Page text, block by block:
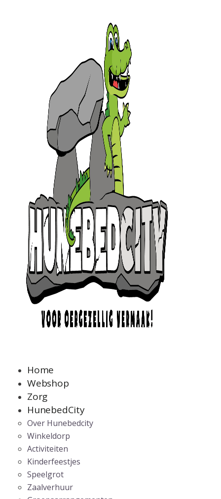
Home
Webshop
Zorg
HunebedCity
Over Hunebedcity
Winkeldorp
Activiteiten
Kinderfeestjes
Speelgrot
Zaalverhuur